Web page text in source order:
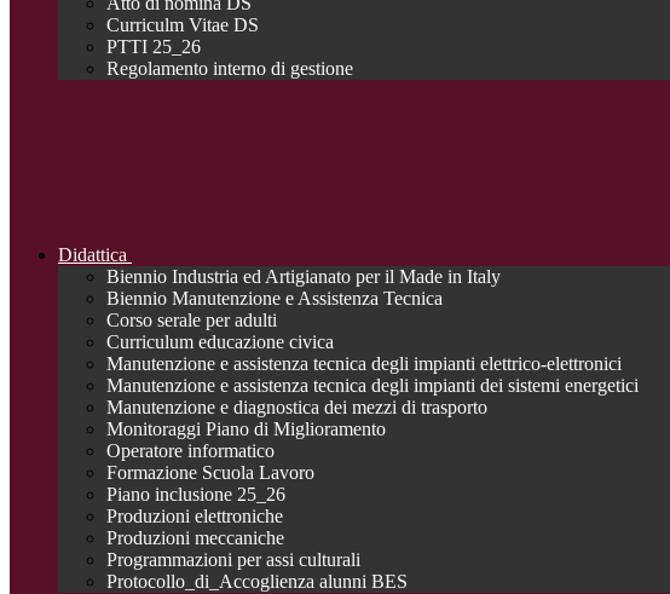
Curriculm Vitae DS
PTTI 25_26
Regolamento interno di gestione
Didattica
Biennio Industria ed Artigianato per il Made in Italy
Biennio Manutenzione e Assistenza Tecnica
Corso serale per adulti
Curriculum educazione civica
Manutenzione e assistenza tecnica degli impianti elettrico-elettronici
Manutenzione e assistenza tecnica degli impianti dei sistemi energetici
Manutenzione e diagnostica dei mezzi di trasporto
Monitoraggi Piano di Miglioramento
Operatore informatico
Formazione Scuola Lavoro
Piano inclusione 25_26
Produzioni elettroniche
Produzioni meccaniche
Programmazioni per assi culturali
Protocollo_di_Accoglienza alunni BES